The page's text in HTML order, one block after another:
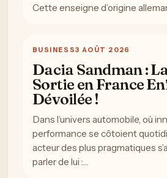
Cette enseigne d’origine
BUSINESS3 AOÛT 2026
Dacia Sandman :
Sortie en France
Dévoilée !
Dans l’univers automobile, où
performance se côtoient
acteur des plus pragmatiques
parler de lui :…